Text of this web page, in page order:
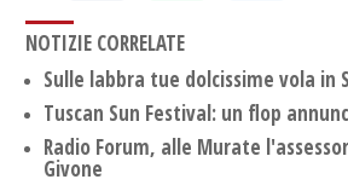
NOTIZIE CORRELATE
Sulle labbra tue dolcissime vola in
Tuscan Sun Festival: un flop
Radio Forum, alle Murate
Givone